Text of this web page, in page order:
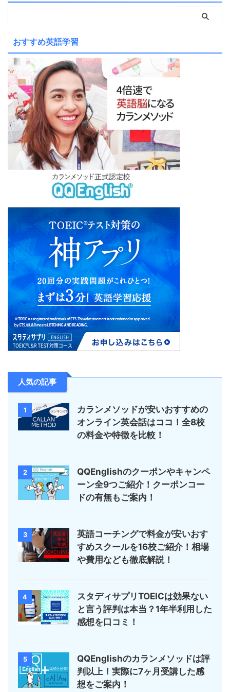
おすすめ英語学習
人気の記事
1
カランメソッドが安いおすすめの
オンライン英会話はココ！全8校
の料金や特徴を比較！
2
QQEnglishのクーポンやキャンペ
ーン全9つご紹介！クーポンコー
ドの有無もご案内！
3
英語コーチングで料金が安いおす
すめスクールを16校ご紹介！相場
や費用なども徹底解説！
4
スタディサプリTOEICは効果ない
と言う評判は本当？1年半利用した
感想を口コミ！
5
QQEnglishのカランメソッドは評
判以上！実際に7ヶ月受講した感
想をご案内！